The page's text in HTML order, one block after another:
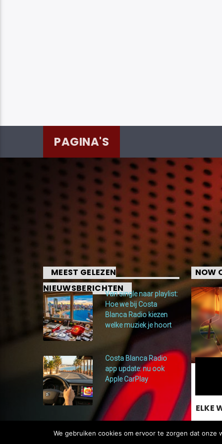
PAGINA'S
MEEST GELEZEN
NIEUWSBERICHTENVan single naar playlist:
Hoe we bij Costa
Blanca Radio kiezen
welke muziek je hoort
Costa Blanca Radio
app update: nu ook
Apple CarPlay
NOW
ELKE
Je
We gebruiken cookies om ervoor te zorgen dat